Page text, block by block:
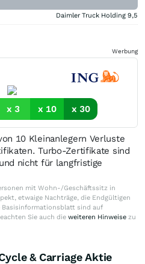
Daimler Truck Holding 9,5
Werbung
x 3 x 10 x 30
10 Kleinanlegern Verluste
Turbo-Zertifikate sind
nicht für langfristige
mit Wohn-/Geschäftssitz in
etwaige Nachträge, die Endgültigen
Basisinformationsblatt sind auf
Sie auch die weiteren Hinweise zu
& Carriage Aktie